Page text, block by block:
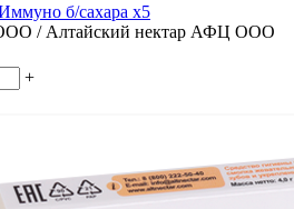
б/сахара x5
/ Алтайский нектар АФЦ ООО
+